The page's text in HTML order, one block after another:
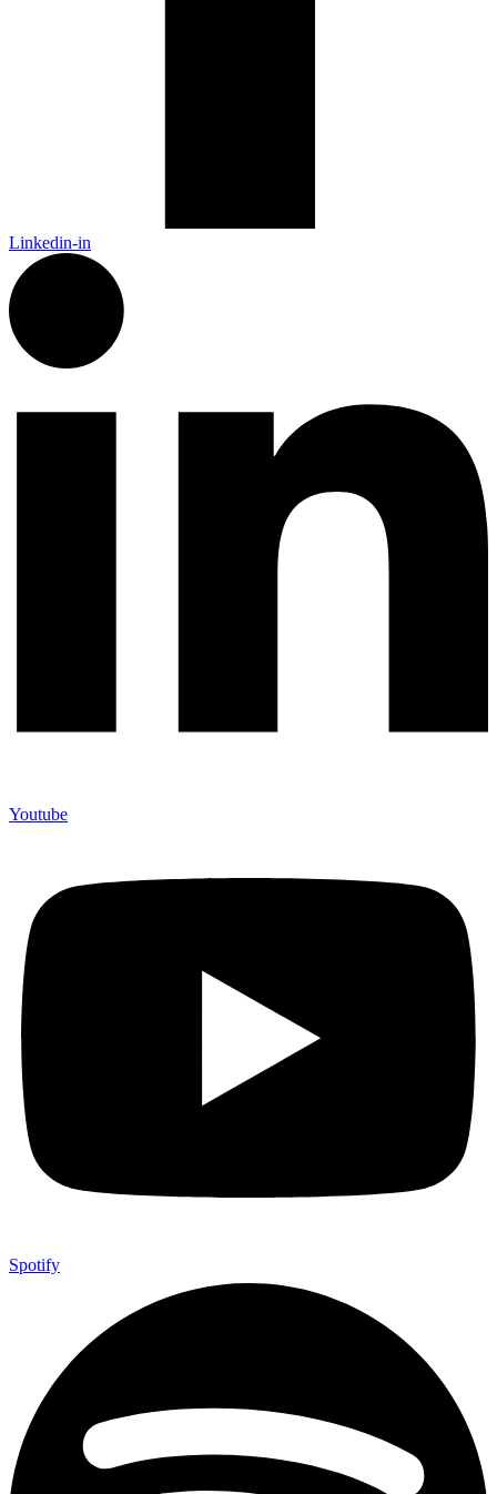
Linkedin-in
Youtube
Spotify